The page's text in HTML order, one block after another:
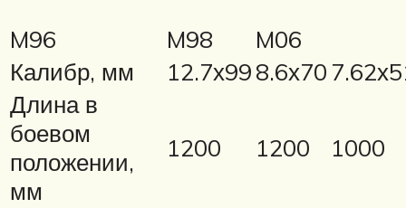
M96
M98
M06
Калибр, мм
12.7х998.6х70
Длина в
боевом
положении,
мм
1200 1200 1000